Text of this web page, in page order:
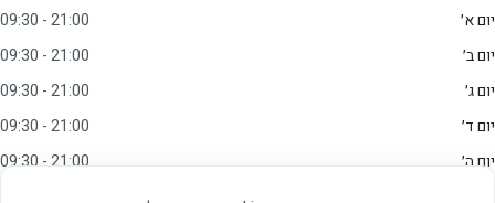
יום א׳
09:30 - 21:00
יום ב׳
09:30 - 21:00
יום ג׳
09:30 - 21:00
יום ד׳
09:30 - 21:00
יום ה׳
09:30 - 21:00
09:00 - 15:00